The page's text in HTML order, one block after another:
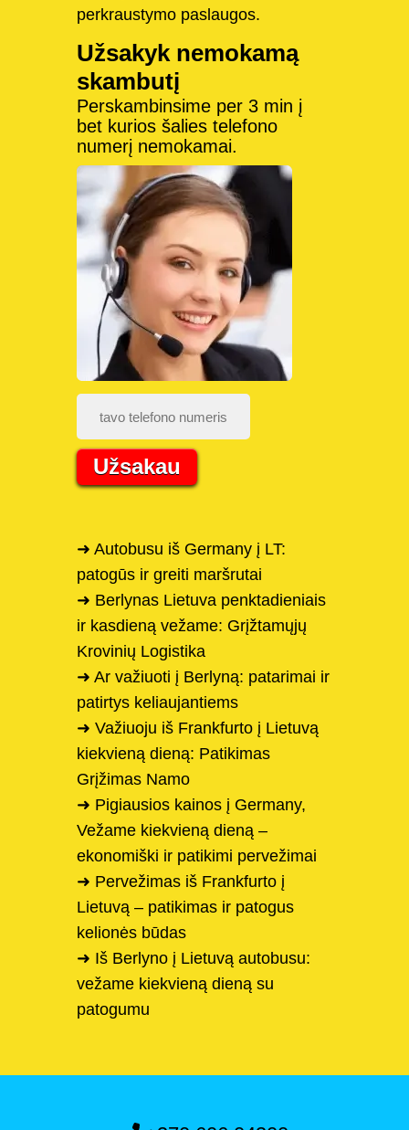
perkraustymo paslaugos.
Užsakyk nemokamą
skambutį
Perskambinsime per 3 min į
bet kurios šalies telefono
numerį nemokamai.
Užsakau
➜ Autobusu iš Germany į LT:
patogūs ir greiti maršrutai
➜ Berlynas Lietuva penktadieniais
ir kasdieną vežame: Grįžtamųjų
Krovinių Logistika
➜ Ar važiuoti į Berlyną: patarimai ir
patirtys keliaujantiems
➜ Važiuoju iš Frankfurto į Lietuvą
kiekvieną dieną: Patikimas
Grįžimas Namo
➜ Pigiausios kainos į Germany,
Vežame kiekvieną dieną –
ekonomiški ir patikimi pervežimai
➜ Pervežimas iš Frankfurto į
Lietuvą – patikimas ir patogus
kelionės būdas
➜ Iš Berlyno į Lietuvą autobusu:
vežame kiekvieną dieną su
patogumu